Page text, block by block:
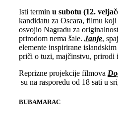
Isti termin u subotu (12.
kandidatu za Oscara, filmu koji
osvojio Nagradu za
prirodom nema šale. Janje,
elemente inspirirane
priči o tuzi, majčinstvu, prirodi
Reprizne projekcije filmova
su na rasporedu od 18 sati u
BUBAMARAC